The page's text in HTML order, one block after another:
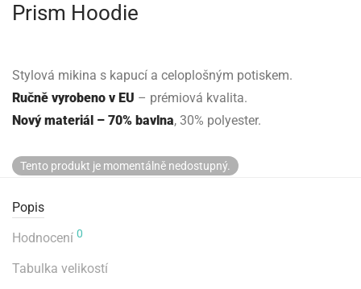
Prism Hoodie
Stylová mikina s kapucí a celoplošným potiskem.
Ručně vyrobeno v EU – prémiová kvalita.
Nový materiál – 70% bavlna, 30% polyester.
Tento produkt je momentálně nedostupný.
Popis
Hodnocení 0
Tabulka velikostí